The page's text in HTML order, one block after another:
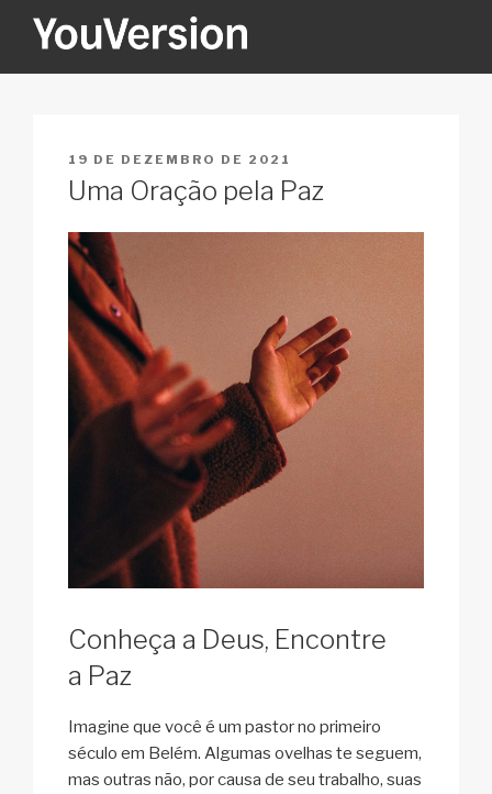
YOUVERSION
PUBLICADO
EM
19 DE DEZEMBRO DE 2021
Uma Oração pela Paz
Conheça a Deus, Encontre
a Paz
Imagine que você é um pastor no primeiro
século em Belém. Algumas ovelhas te seguem,
mas outras não, por causa de seu trabalho, suas